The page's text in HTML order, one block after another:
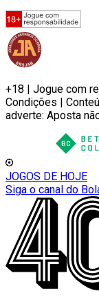
+18 | Jogue com
Condições |
adverte: Aposta
JOGOS DE HOJE
Siga o canal do